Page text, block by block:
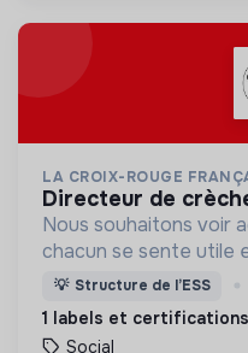
LA CROIX-ROUGE
directeur de
Nous souhaitons voir
chacun se sente utile
nous proposons des
d’engagement
💡 Structure de l’ESS
1 labels et certifications
Social